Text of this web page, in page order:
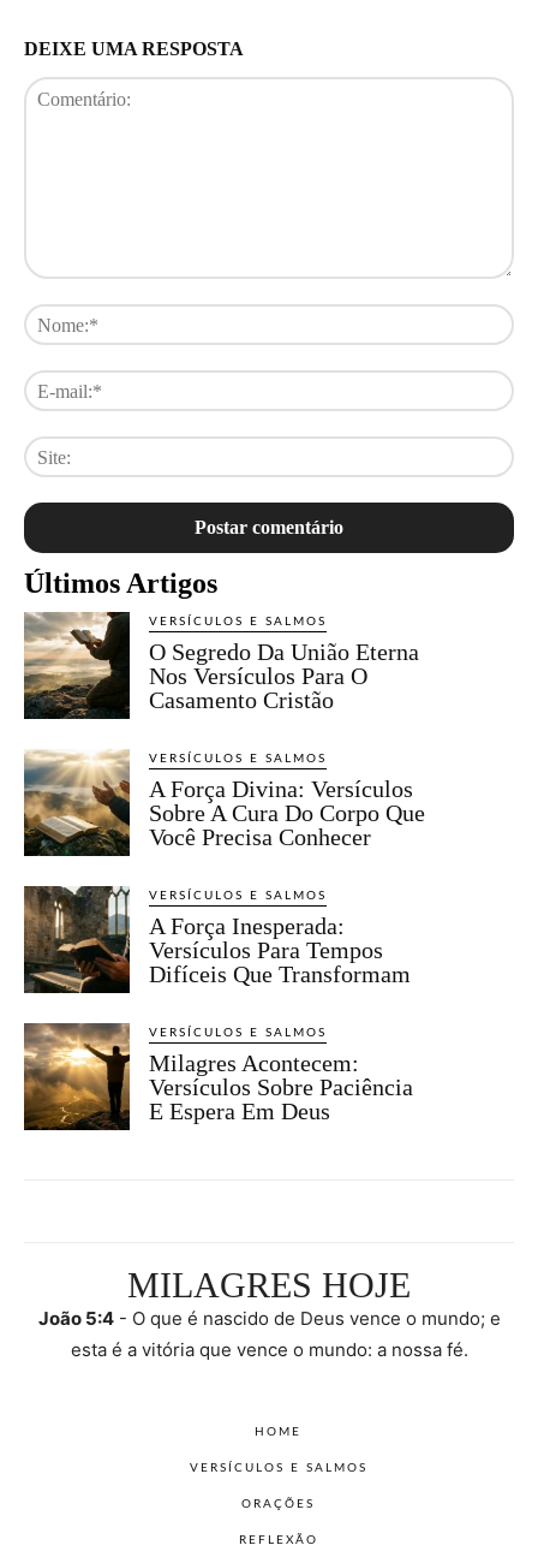
DEIXE UMA RESPOSTA
Últimos Artigos
VERSÍCULOS E SALMOS
O Segredo Da União Eterna
Nos Versículos Para O
Casamento Cristão
VERSÍCULOS E SALMOS
A Força Divina: Versículos
Sobre A Cura Do Corpo Que
Você Precisa Conhecer
VERSÍCULOS E SALMOS
A Força Inesperada:
Versículos Para Tempos
Difíceis Que Transformam
VERSÍCULOS E SALMOS
Milagres Acontecem:
Versículos Sobre Paciência
E Espera Em Deus
MILAGRES HOJE
João 5:4- O que é nascido de Deus vence o mundo; e
esta é a vitória que vence o mundo: a nossa fé.
HOME
VERSÍCULOS E SALMOS
ORAÇÕES
REFLEXÃO